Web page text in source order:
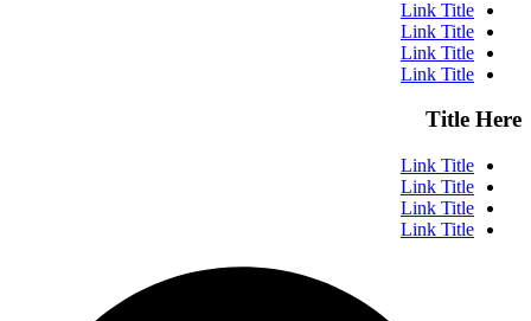
Link Title
Link Title
Link Title
Link Title
Title Here
Link Title
Link Title
Link Title
Link Title